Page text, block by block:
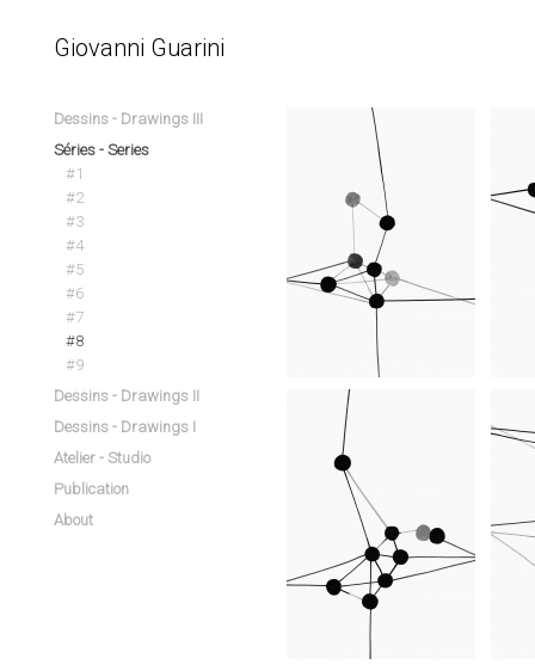
Giovanni Guarini
Dessins - Drawings III
Séries - Series
#1
#2
#3
#4
#5
#6
#7
#8
#9
Dessins - Drawings II
Dessins - Drawings I
Atelier - Studio
Publication
About